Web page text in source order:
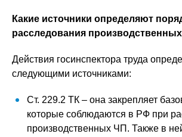
Какие источники определяют
расследования
Действия госинспектора труда
следующими источниками:
Ст. 229.2 ТК – она закрепляет
которые соблюдаются в РФ при
производственных ЧП. Также в